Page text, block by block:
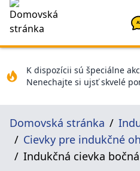
K dispozícii sú špeciálne
Nenechajte si ujsť skvelé
Domovská stránka
Cievky pre indukčné
Indukčná cievka